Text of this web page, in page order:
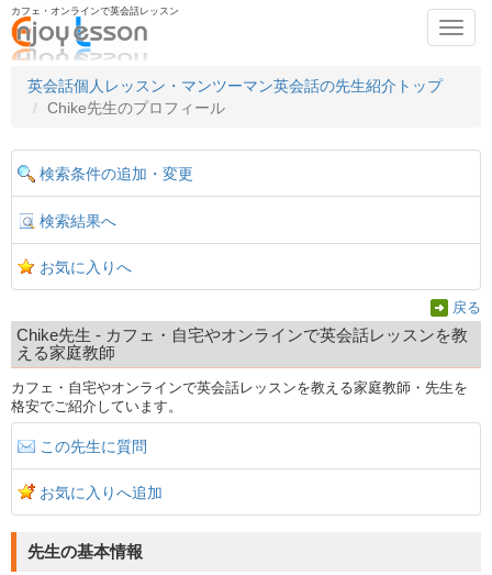
カフェ・オンラインで英会話レッスン
英会話個人レッスン・マンツーマン英会話の先生紹介トップ
Chike先生のプロフィール
検索条件の追加・変更
検索結果へ
お気に入りへ
戻る
Chike先生 - カフェ・自宅やオンラインで英会話レッスンを教
える家庭教師
カフェ・自宅やオンラインで英会話レッスンを教える家庭教師・先生を
格安でご紹介しています。
この先生に質問
お気に入りへ追加
先生の基本情報